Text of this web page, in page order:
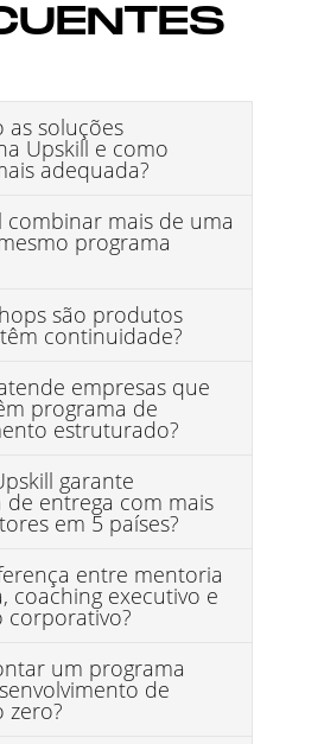
as soluções
Upskill e como
adequada?
combinar mais de uma
programa
são produtos
continuidade?
empresas que
programa de
estruturado?
garante
de entrega com mais
em 5 países?
entre mentoria
coaching executivo e
um programa
de
zero?